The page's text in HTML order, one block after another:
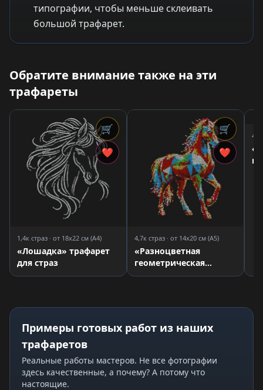
типографии, чтобы меньше склеивать
большой трафарет.
Обратите внимание также на эти
трафареты
🛒
❤
1,4к страз · от 18x22 см (A4)
«Лошадка» трафарет
для страз
🛒
❤
4,7к страз · от 14x20 см (A5)
«Разноцветная
геометрическая
лошадка (на
Примеры готовых работ из наших
трафаретов
Реальные работы мастеров. Не все фотографии
здесь качественные, а почему? А потому что
настоящие.